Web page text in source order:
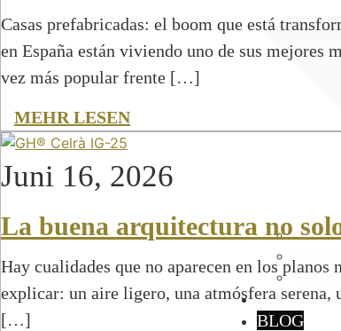
GAMA
BLOG
Casas prefabricadas: el boom que está
en España están viviendo uno de sus mejores
vez más popular frente […]
MEHR LESEN
Juni 16, 2026
La buena arquitectura no
Hay cualidades que no aparecen en los
explicar: un aire ligero, una atmósfera serena,
[…]